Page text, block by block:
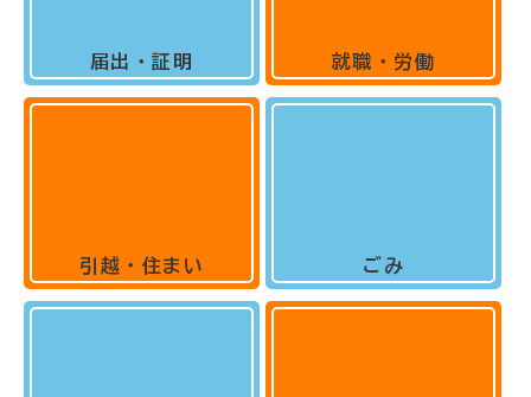
届出・証明
引越・住まい
就職・労働
ごみ